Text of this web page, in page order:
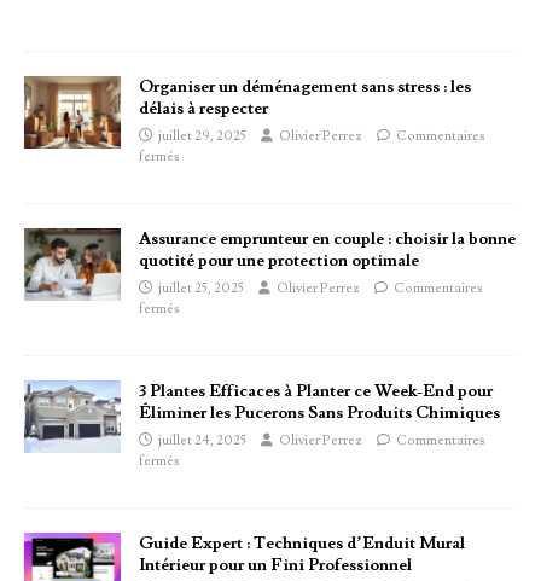
Organiser un déménagement sans stress : les
délais à respecter
juillet 29, 2025 Olivier Perrez
Commentaires
fermés
Assurance emprunteur en couple : choisir la bonne
quotité pour une protection optimale
juillet 25, 2025 Olivier Perrez
Commentaires
fermés
3 Plantes Efficaces à Planter ce Week-End pour
Éliminer les Pucerons Sans Produits Chimiques
juillet 24, 2025 Olivier Perrez
Commentaires
fermés
Guide Expert : Techniques d’Enduit Mural
Intérieur pour un Fini Professionnel